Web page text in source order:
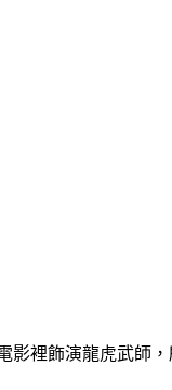
影裡飾演龍虎武師